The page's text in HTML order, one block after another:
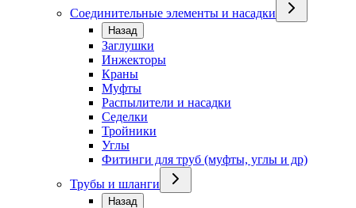
Соединительные элементы и насадки
Назад
Заглушки
Инжекторы
Краны
Муфты
Распылители и насадки
Седелки
Тройники
Углы
Фитинги для труб (муфты, углы и др)
Трубы и шланги
Назад